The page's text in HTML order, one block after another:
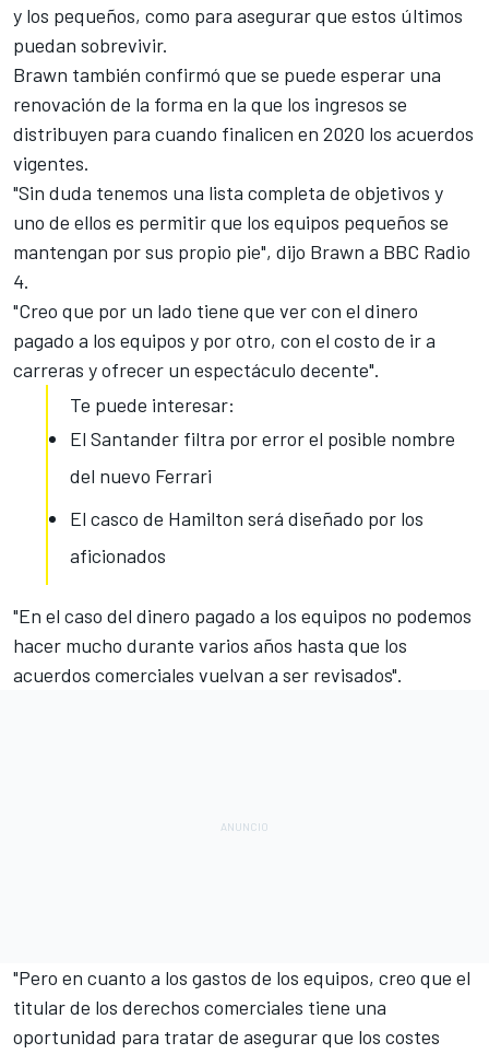
y los pequeños, como para asegurar que estos últimos
puedan sobrevivir.
Brawn también confirmó que se puede esperar una
renovación de la forma en la que los ingresos se
distribuyen para cuando finalicen en 2020 los acuerdos
vigentes.
"Sin duda tenemos una lista completa de objetivos y
uno de ellos es permitir que los equipos pequeños se
mantengan por sus propio pie", dijo Brawn a BBC Radio
4.
"Creo que por un lado tiene que ver con el dinero
pagado a los equipos y por otro, con el costo de ir a
carreras y ofrecer un espectáculo decente".
Te puede interesar:
El Santander filtra por error el posible nombre
del nuevo Ferrari
El casco de Hamilton será diseñado por los
aficionados
"En el caso del dinero pagado a los equipos no podemos
hacer mucho durante varios años hasta que los
acuerdos comerciales vuelvan a ser revisados".
"Pero en cuanto a los gastos de los equipos, creo que el
titular de los derechos comerciales tiene una
oportunidad para tratar de asegurar que los costes